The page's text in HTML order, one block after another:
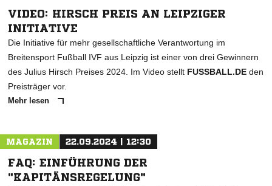
VIDEO: HIRSCH PREIS AN LEIPZIGER
INITIATIVE
Die Initiative für mehr gesellschaftliche Verantwortung im
Breitensport Fußball IVF aus Leipzig ist einer von drei Gewinnern
des Julius Hirsch Preises 2024. Im Video stellt FUSSBALL.DE den
Preisträger vor.
Mehr lesen
MAGAZIN 22.09.2024 | 12:30
FAQ: EINFÜHRUNG DER
"KAPITÄNSREGELUNG"